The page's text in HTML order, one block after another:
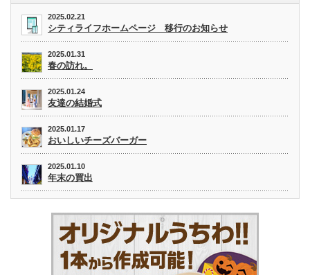
2025.02.21
シティライフホームページ 移行のお知らせ
2025.01.31
春の訪れ。
2025.01.24
友達の結婚式
2025.01.17
おいしいチーズバーガー
2025.01.10
年末の買出